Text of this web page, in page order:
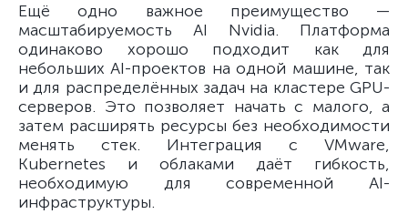
Ещё одно важное преимущество —
масштабируемость AI Nvidia. Платформа
одинаково хорошо подходит как для
небольших AI-проектов на одной машине, так
и для распределённых задач на кластере GPU-
серверов. Это позволяет начать с малого, а
затем расширять ресурсы без необходимости
менять стек. Интеграция с VMware,
Kubernetes и облаками даёт гибкость,
необходимую для современной AI-
инфраструктуры.